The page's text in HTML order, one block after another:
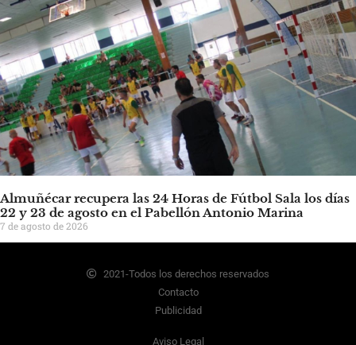
Almuñécar recupera las 24 Horas de Fútbol Sala los días
22 y 23 de agosto en el Pabellón Antonio Marina
7 de agosto de 2026
2021-Todos los derechos reservados
Contacto
Publicidad
Aviso Legal